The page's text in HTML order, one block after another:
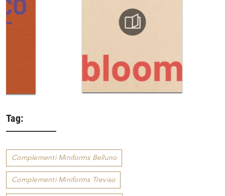
Tag:
Complementi Miniforms Belluno
Complementi Miniforms Treviso